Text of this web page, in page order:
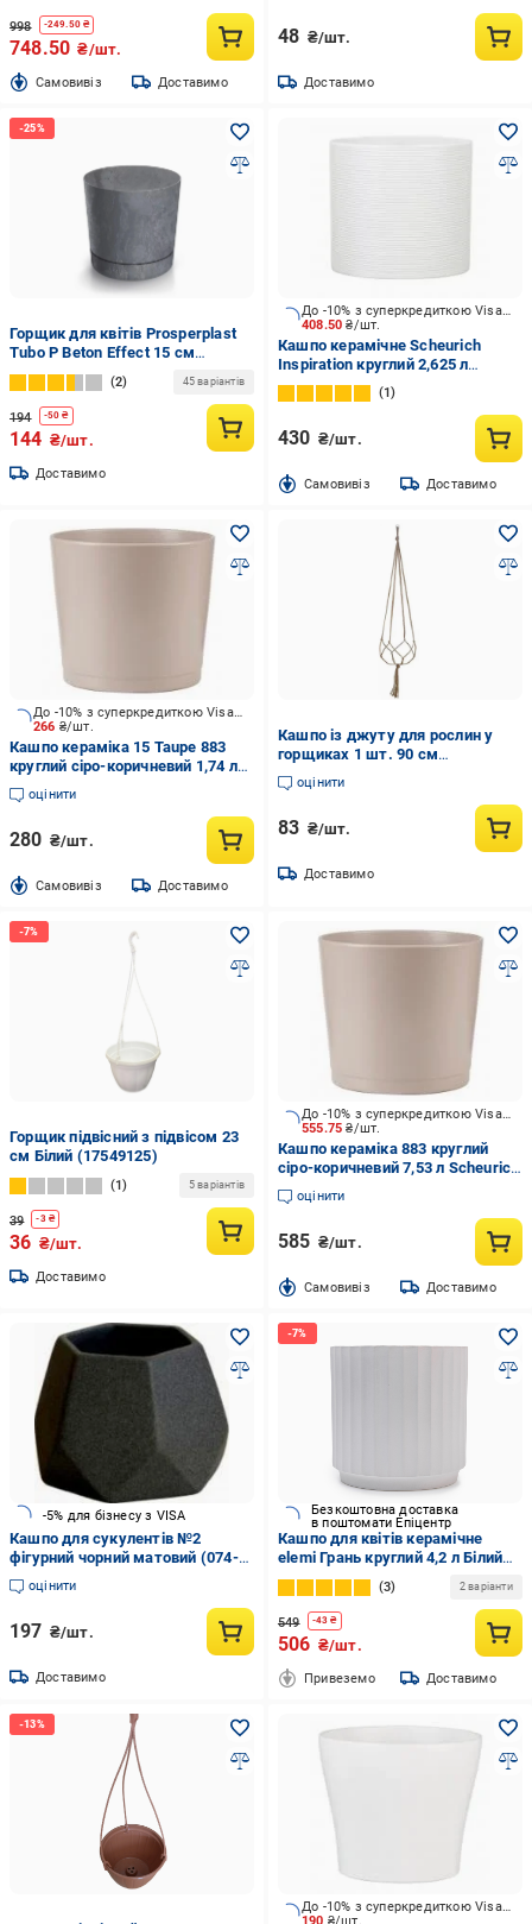
998 -249.50 ₴
748.50 ₴/шт.
Cамовивіз Доставимо
48 ₴/шт.
Доставимо
Горщик для квітів Prosperplast
Tubo P Beton Effect 15 см
Маренго (DPOP150E-425U)
2 45 варіантів
194 -50 ₴
144 ₴/шт.
Доставимо
408.50₴/шт.
До -10% з суперкредиткою Visa Вигода
Кашпо керамічне Scheurich
Inspiration круглий 2,625 л
молочний
1
430 ₴/шт.
Cамовивіз Доставимо
266 ₴/шт.
До -10% з суперкредиткою Visa Вигода
Кашпо кераміка 15 Taupe 883
круглий сіро-коричневий 1,74 л
Scheurich (269415)
оцінити
280 ₴/шт.
Cамовивіз Доставимо
Кашпо із джуту для рослин у
горщиках 1 шт. 90 см
Коричневий (2789190655)
оцінити
83 ₴/шт.
Доставимо
Горщик підвісний з підвісом 23
см Білий (17549125)
1 5 варіантів
39 -3₴
36 ₴/шт.
Доставимо
555.75₴/шт.
До -10% з суперкредиткою Visa Вигода
Кашпо кераміка 883 круглий
сіро-коричневий 7,53 л Scheurich
(304181)
оцінити
585 ₴/шт.
Cамовивіз Доставимо
-5% для бізнесу з VISA
Кашпо для сукулентів №2
фігурний чорний матовий (074-2-
003)
оцінити
197 ₴/шт.
Доставимо
Безкоштовна доставка
в поштомати Епіцентр
Кашпо для квітів керамічне
elemi Грань круглий 4,2 л Білий
(УТ-00094971)
3 2 варіанти
549 -43 ₴
506 ₴/шт.
Привеземо Доставимо
190 ₴/шт.
До -10% з суперкредиткою Visa Вигода